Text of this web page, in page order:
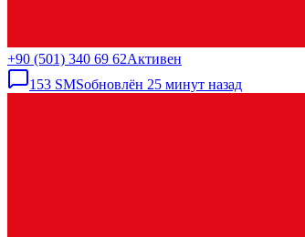
+90 (501) 340 69 62Активен
153 SMSобновлён 25 минут назад